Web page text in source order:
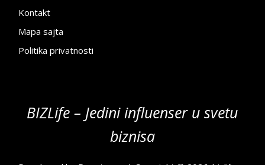
Kontakt
Mapa sajta
Politika privatnosti
BIZLife – Jedini influenser u svetu
biznisa